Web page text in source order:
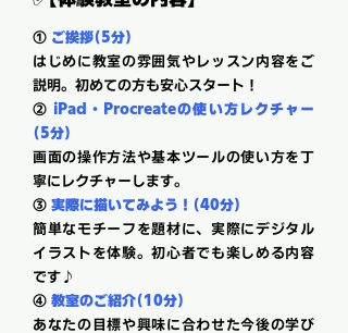
① ご挨拶（5分）
はじめに教室の雰囲気やレッスン内容をご
説明。初めての方も安心スタート！
② iPad・Procreateの使い方レクチャー
（5分）
画面の操作方法や基本ツールの使い方を丁
寧にレクチャーします。
③ 実際に描いてみよう！（40分）
簡単なモチーフを題材に、実際にデジタル
イラストを体験。初心者でも楽しめる内容
です♪
④ 教室のご紹介（10分）
あなたの目標や興味に合わせた今後の学び